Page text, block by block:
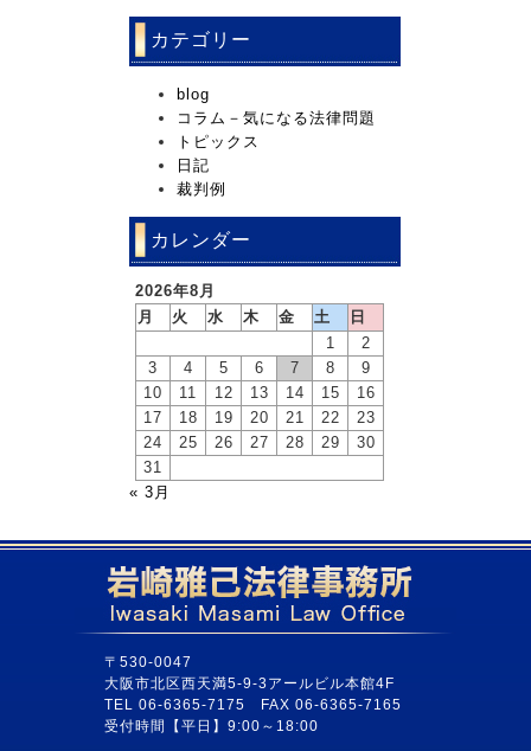
カテゴリー
blog
コラム－気になる法律問題
トピックス
日記
裁判例
カレンダー
2026年8月
月
火 水 木 金 土
日
1
2
3
4 5 6 7 8
9
10
11 12 13 14 15
16
17
18 19 20 21 22
23
24
25 26 27 28 29
30
31
« 3月
〒530-0047
大阪市北区西天満5-9-3アールビル本館4F
TEL 06-6365-7175 FAX 06-6365-7165
受付時間【平日】9:00～18:00